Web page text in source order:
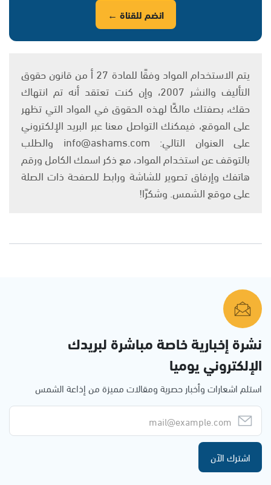
انضم للقناة ←
يتم الاستخدام المواد وفقًا للمادة 27 أ من قانون حقوق
التأليف والنشر 2007، وإن كنت تعتقد أنه تم انتهاك
حقك، بصفتك مالكًا لهذه الحقوق في المواد التي تظهر
على الموقع، فيمكنك التواصل معنا عبر البريد الإلكتروني
على العنوان التالي: info@ashams.com والطلب
بالتوقف عن استخدام المواد، مع ذكر اسمك الكامل ورقم
هاتفك وإرفاق تصوير للشاشة ورابط للصفحة ذات الصلة
على موقع الشمس. وشكرًا!
نشرة إخبارية خاصة مباشرة لبريدك
الإلكتروني يوميا
استلم اشعارات وأخبار حصرية ومقالات مميزة من إذاعة الشمس
اشترك الآن